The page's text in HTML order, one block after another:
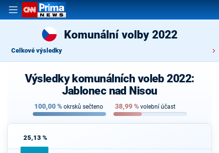
Komunální volby 2022
Celkové výsledky
Výsledky komunálních voleb 2022:
Jablonec nad Nisou
100,00% okrsků sečteno 38,99% volební účast
25,13 %